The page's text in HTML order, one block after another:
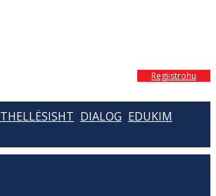
Regjistrohu
THELLËSISHT DIALOG EDUKIM